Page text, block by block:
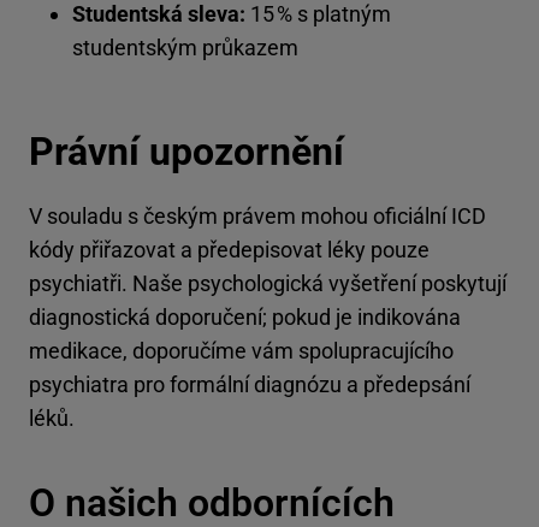
Studentská sleva: 15 % s platným
studentským průkazem
Právní upozornění
V souladu s českým právem mohou oficiální ICD
kódy přiřazovat a předepisovat léky pouze
psychiatři. Naše psychologická vyšetření poskytují
diagnostická doporučení; pokud je indikována
medikace, doporučíme vám spolupracujícího
psychiatra pro formální diagnózu a předepsání
léků.
O našich odbornících